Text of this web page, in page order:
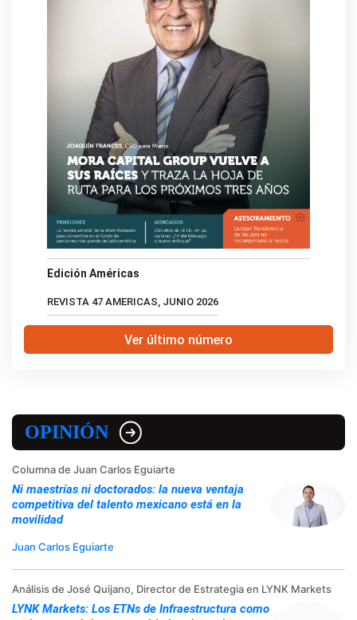
Edición Américas
REVISTA 47 AMERICAS, JUNIO 2026
Ver último número
OPINIÓN
Columna de Juan Carlos Eguiarte
Ni maestrías ni doctorados: la nueva ventaja
competitiva del talento mexicano está en la
movilidad
Juan Carlos Eguiarte
Análisis de José Quijano, Director de Estrategia en LYNK Markets
LYNK Markets: Los ETNs de Infraestructura como